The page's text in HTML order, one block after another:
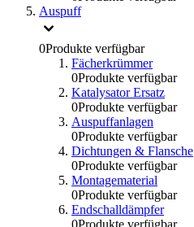
Auspuff
0Produkte verfügbar
Fächerkrümmer
0Produkte verfügbar
Katalysator Ersatz
0Produkte verfügbar
Auspuffanlagen
0Produkte verfügbar
Dichtungen & Flansche
0Produkte verfügbar
Montagematerial
0Produkte verfügbar
Endschalldämpfer
0Produkte verfügbar